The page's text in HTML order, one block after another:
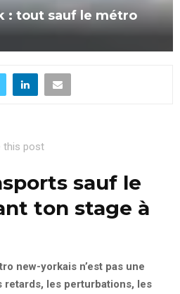
: tout sauf le métro
this post
sauf le
ton stage à
new-yorkais n’est pas une
retards, les perturbations, les